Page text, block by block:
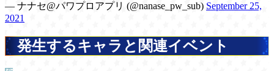
— ナナセ@パワプロアプリ (@nanase_pw_sub) September 25,
2021
発生するキャラと関連イベント